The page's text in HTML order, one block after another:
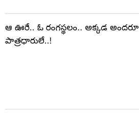
ఆ ఊరే.. ఓ రంగస్థలం.. అక్కడ అందరూ
పాత్రధారులే..!